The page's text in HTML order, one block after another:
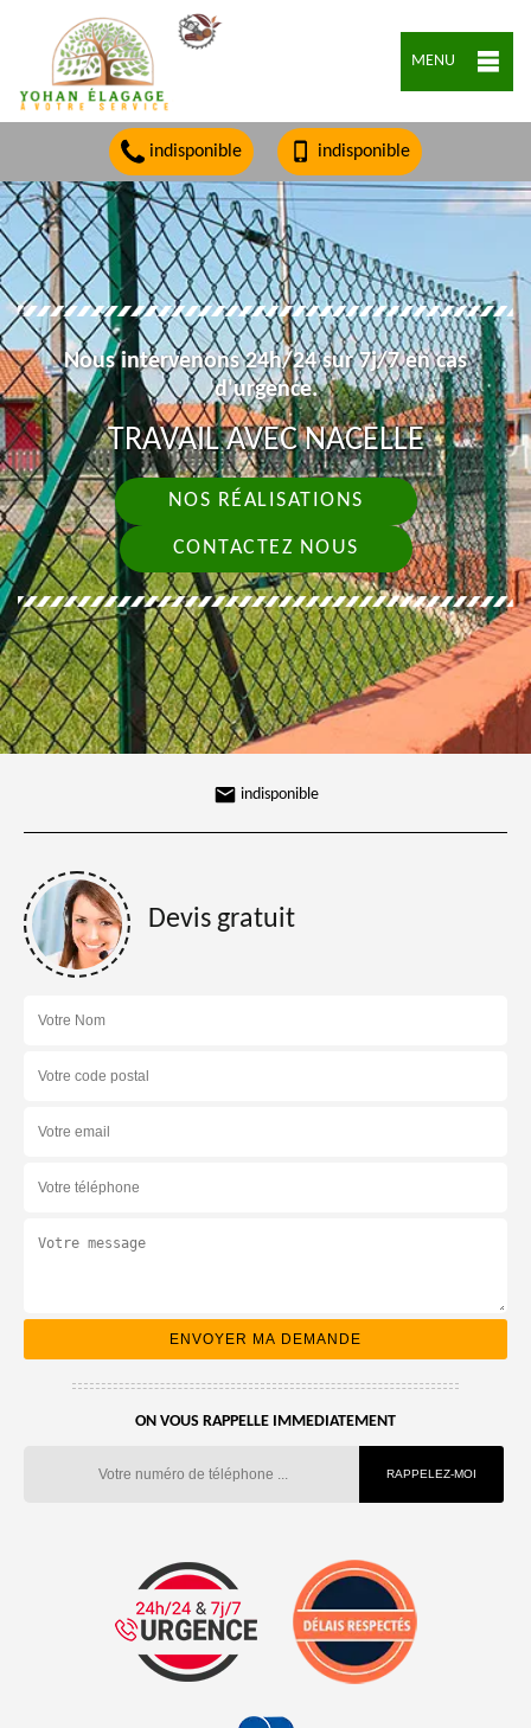
MENU
indisponible indisponible
Nous intervenons 24h/24 sur 7j/7 en cas
d'urgence.
TRAVAIL AVEC NACELLE
NOS RÉALISATIONS
CONTACTEZ NOUS
indisponible
Devis gratuit
ON VOUS RAPPELLE IMMEDIATEMENT